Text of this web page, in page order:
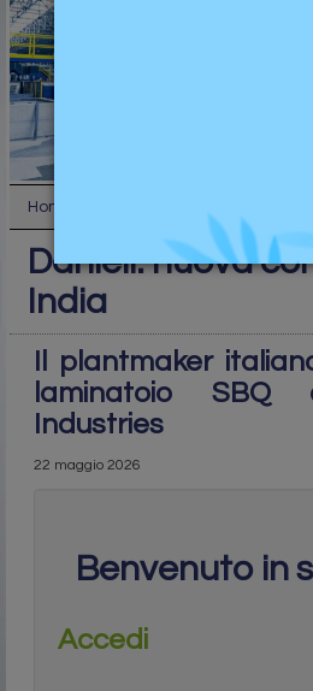
Home Danieli: nuova
Danieli: nuova
India
Il plantmaker
laminatoio SBQ
Industries
22 maggio 2026
Benvenuto in
Accedi